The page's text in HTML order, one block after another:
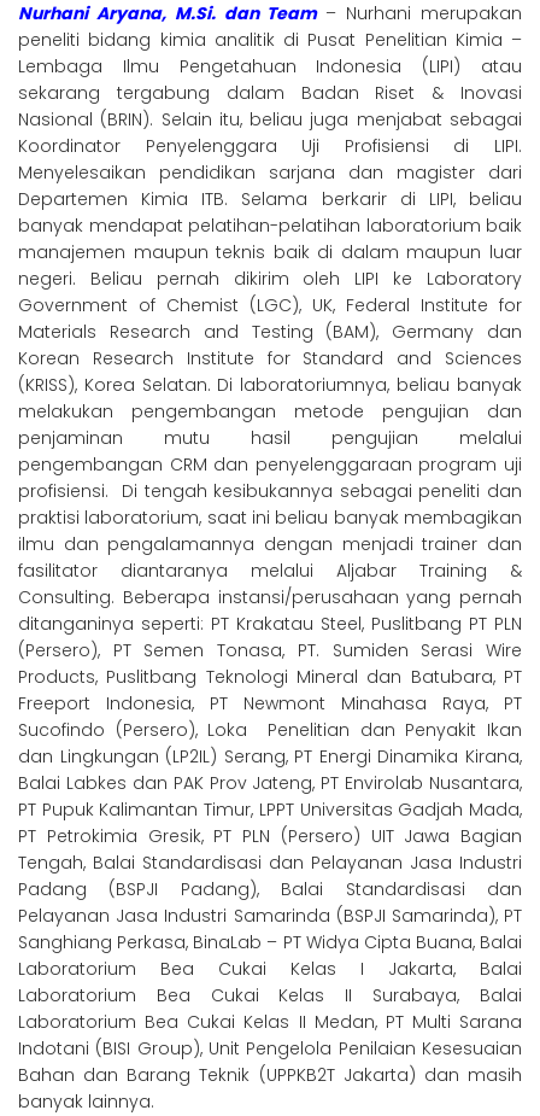
Nurhani Aryana, M.Si. dan Team – Nurhani merupakan
peneliti bidang kimia analitik di Pusat Penelitian Kimia –
Lembaga Ilmu Pengetahuan Indonesia (LIPI) atau
sekarang tergabung dalam Badan Riset & Inovasi
Nasional (BRIN). Selain itu, beliau juga menjabat sebagai
Koordinator Penyelenggara Uji Profisiensi di LIPI.
Menyelesaikan pendidikan sarjana dan magister dari
Departemen Kimia ITB. Selama berkarir di LIPI, beliau
banyak mendapat pelatihan-pelatihan laboratorium baik
manajemen maupun teknis baik di dalam maupun luar
negeri. Beliau pernah dikirim oleh LIPI ke Laboratory
Government of Chemist (LGC), UK, Federal Institute for
Materials Research and Testing (BAM), Germany dan
Korean Research Institute for Standard and Sciences
(KRISS), Korea Selatan. Di laboratoriumnya, beliau banyak
melakukan pengembangan metode pengujian dan
penjaminan mutu hasil pengujian melalui
pengembangan CRM dan penyelenggaraan program uji
profisiensi. Di tengah kesibukannya sebagai peneliti dan
praktisi laboratorium, saat ini beliau banyak membagikan
ilmu dan pengalamannya dengan menjadi trainer dan
fasilitator diantaranya melalui Aljabar Training &
Consulting. Beberapa instansi/perusahaan yang pernah
ditanganinya seperti: PT Krakatau Steel, Puslitbang PT PLN
(Persero), PT Semen Tonasa, PT. Sumiden Serasi Wire
Products, Puslitbang Teknologi Mineral dan Batubara, PT
Freeport Indonesia, PT Newmont Minahasa Raya, PT
Sucofindo (Persero), Loka Penelitian dan Penyakit Ikan
dan Lingkungan (LP2IL) Serang, PT Energi Dinamika Kirana,
Balai Labkes dan PAK Prov Jateng, PT Envirolab Nusantara,
PT Pupuk Kalimantan Timur, LPPT Universitas Gadjah Mada,
PT Petrokimia Gresik, PT PLN (Persero) UIT Jawa Bagian
Tengah, Balai Standardisasi dan Pelayanan Jasa Industri
Padang (BSPJI Padang), Balai Standardisasi dan
Pelayanan Jasa Industri Samarinda (BSPJI Samarinda), PT
Sanghiang Perkasa, BinaLab – PT Widya Cipta Buana, Balai
Laboratorium Bea Cukai Kelas I Jakarta, Balai
Laboratorium Bea Cukai Kelas II Surabaya, Balai
Laboratorium Bea Cukai Kelas II Medan, PT Multi Sarana
Indotani (BISI Group), Unit Pengelola Penilaian Kesesuaian
Bahan dan Barang Teknik (UPPKB2T Jakarta) dan masih
banyak lainnya.